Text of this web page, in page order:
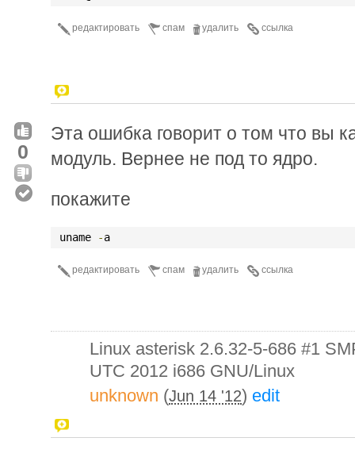
ссылка
удалить
спам
редактировать
0
Эта ошибка говорит о том что вы
модуль. Вернее не под то ядро.
покажите
uname -a
ссылка
удалить
спам
редактировать
Linux asterisk 2.6.32-5-686 #1
UTC 2012 i686 GNU/Linux
unknown (Jun 14 '12) edit